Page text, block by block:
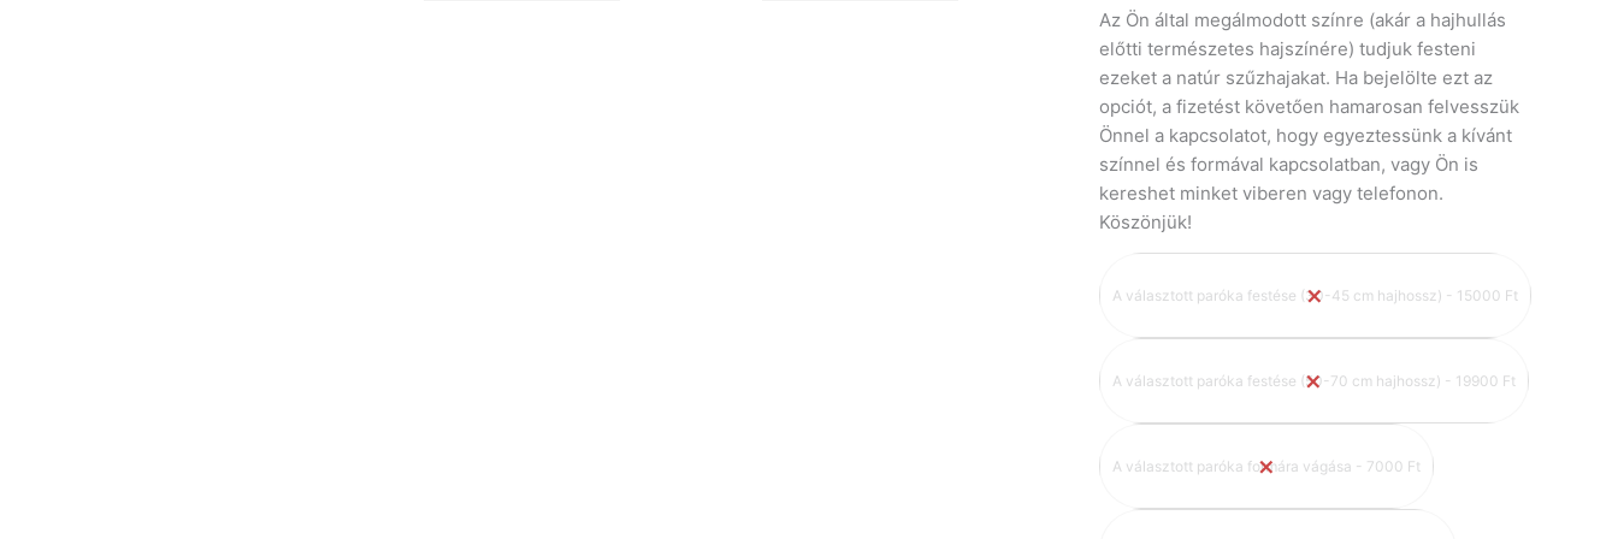
Az Ön által megálmodott színre (akár a hajhullás
előtti természetes hajszínére) tudjuk festeni
ezeket a natúr szűzhajakat. Ha bejelölte ezt az
opciót, a fizetést követően hamarosan felvesszük
Önnel a kapcsolatot, hogy egyeztessünk a kívánt
színnel és formával kapcsolatban, vagy Ön is
kereshet minket viberen vagy telefonon.
Köszönjük!
A választott paróka festése (30-45 cm hajhossz) - 15000 Ft
A választott paróka festése (50-70 cm hajhossz) - 19900 Ft
A választott paróka formára vágása - 7000 Ft